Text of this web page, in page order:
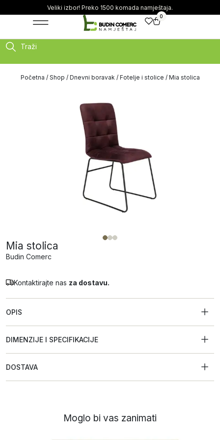
Veliki izbor! Preko 1500 komada namještaja.
0
Traži
Početna / Shop / Dnevni boravak / Fotelje i stolice / Mia stolica
Mia stolica
Budin Comerc
Kontaktirajte nas za dostavu.
OPIS
DIMENZIJE I SPECIFIKACIJE
DOSTAVA
Moglo bi vas zanimati